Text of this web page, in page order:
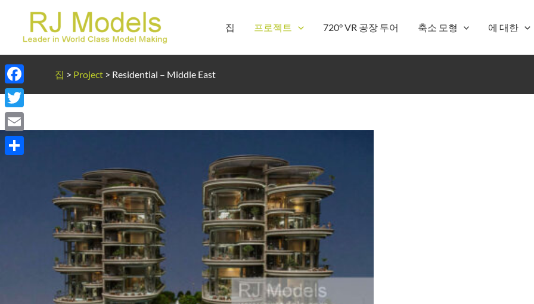
로
건
너
뛰
기
집 프로젝트 720° VR 공장 투어 축소 모형 에 대한
집 > Project > Residential – Middle East
Facebook
Twitter
Email